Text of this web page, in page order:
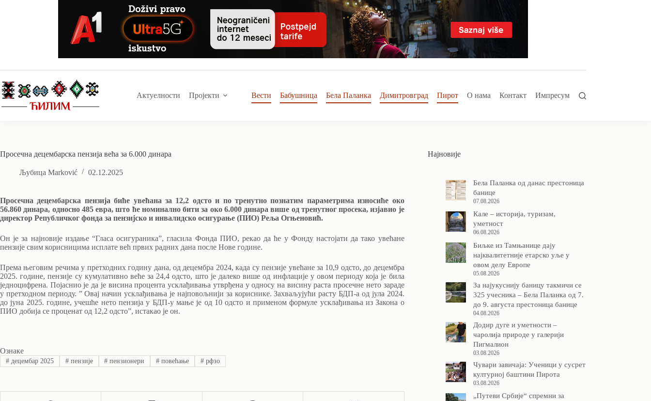
Актуелности Пројекти Вести Бабушница Бела Паланка Димитровград Пирот О нама Контакт Импресум
Просечна децембарска пензија већа за 6.000 динара
Љубица Marković 02.12.2025
Просечна децембарска пензија биће увећана за 12,2 одсто и по тренутно познатим параметрима износиће око
56.860 динара, односно 485 евра, што ће номинално бити за око 6.000 динара више од тренутног просека, изјавио је
директор Републичког фонда за пензијско и инвалидско осигурање (ПИО) Реља Огњеновић.
Он је за најновије издање “Гласа осигураника”, гласила Фонда ПИО, рекао да ће у Фонду настојати да тако увећане
пензије свим корисницима исплате већ првих радних дана после Нове године.
Према његовим речима у претходних годину дана, од децембра 2024, када су пензије увећане за 10,9 одсто, до децембра
2025. године, пензије су кумулативно веће за 24,4 одсто, што је далеко више од инфлације у овом периоду која је била
једноцифрена. Појаснио је да је висина процента усклађивања утврђена у односу на висину раста просечне нето зараде
у претходном периоду. ” Овај начин усклађивања је најповољнији за кориснике. Захваљујући расту БДП-а од јула 2024.
до јуна 2025. године, учешће нето пензија у БДП-у мање је од 10 одсто и применом формуле усклађивања из Закона о
ПИО добија се проценат од 12,2 одсто”, истакао је он.
Ознаке
#децембар 2025 #пензије # пензионери # повећање # рфзо
Најновије
Бела Паланка од данас престоница
банице
07.08.2026
Кале – историја, туризам,
уметност
06.08.2026
Биљке из Тамњанице дају
најквалитетније етарско уље у
овом делу Европе
05.08.2026
За најукуснију баницу такмичи се
325 учесника – Бела Паланка од 7.
до 9. августа престоница банице
04.08.2026
Додир дуге и уметности –
чаролија природе у галерији
Пигмалион
03.08.2026
Чувари завичаја: Ученици у сусрет
културној баштини Пирота
03.08.2026
„Путеви Србије“ спремни за